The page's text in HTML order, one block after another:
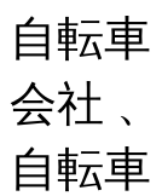
自転
会社
自転